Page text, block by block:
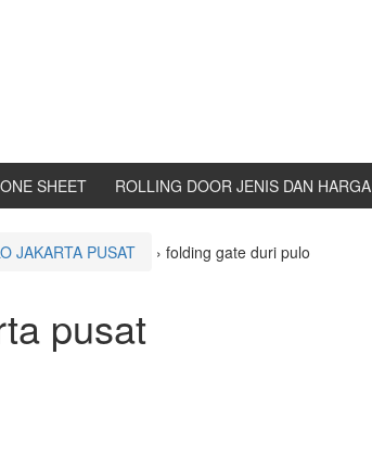
SHEET ROLLING DOOR JENIS DAN HARGA
JAKARTA PUSAT › folding gate duri pulo
pusat